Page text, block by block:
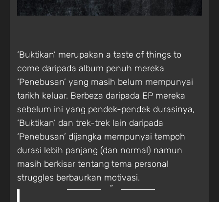
‘Buktikan’ merupakan a taste of things to
come daripada album penuh mereka
‘Penebusan’ yang masih belum mempunyai
tarikh keluar. Berbeza daripada EP mereka
sebelum ini yang pendek-pendek durasinya,
‘Buktikan’ dan trek-trek lain daripada
‘Penebusan’ dijangka mempunyai tempoh
durasi lebih panjang (dan normal) namun
masih berkisar tentang tema personal
struggles berbaurkan motivasi.